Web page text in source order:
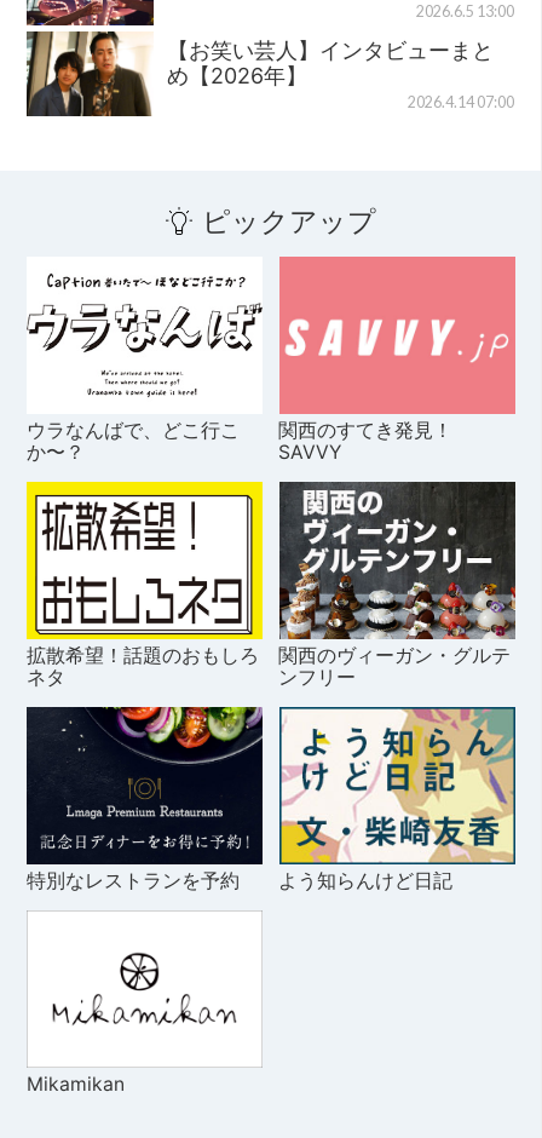
2026.6.5 13:00
【お笑い芸人】インタビューまと
め【2026年】
2026.4.14 07:00
ピックアップ
ウラなんばで、どこ行こ
か〜？
関西のすてき発見！
SAVVY
拡散希望！話題のおもしろ
ネタ
関西のヴィーガン・グルテ
ンフリー
特別なレストランを予約 よう知らんけど日記
Mikamikan